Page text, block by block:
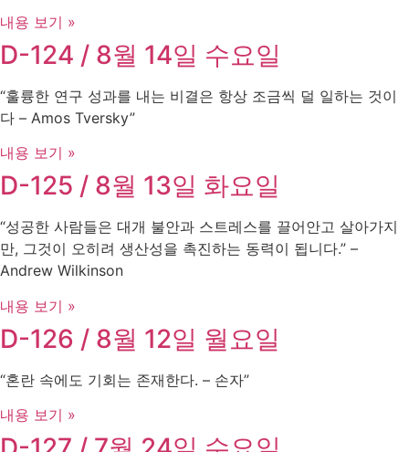
내용 보기 »
D-124 / 8월 14일 수요일
“훌륭한 연구 성과를 내는 비결은 항상 조금씩 덜 일하는 것이
다 – Amos Tversky”
내용 보기 »
D-125 / 8월 13일 화요일
“성공한 사람들은 대개 불안과 스트레스를 끌어안고 살아가지
만, 그것이 오히려 생산성을 촉진하는 동력이 됩니다.” –
Andrew Wilkinson
내용 보기 »
D-126 / 8월 12일 월요일
“혼란 속에도 기회는 존재한다. – 손자”
내용 보기 »